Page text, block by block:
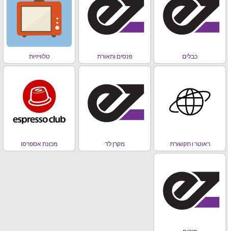
כבלים פנסים ותאורת טלוויזיות
ראוטר ו תקשורת מקרן לד מכונת אספרסו